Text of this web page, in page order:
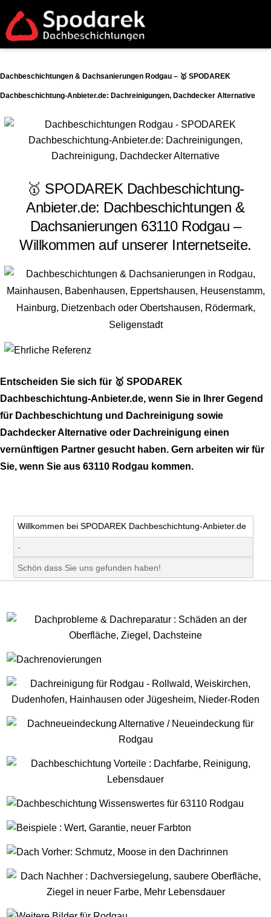
Dachbeschichtungen & Dachsanierungen Rodgau – 🥇 SPODAREK
Dachbeschichtung-Anbieter.de: Dachreinigungen, Dachdecker Alternative
🥇 SPODAREK Dachbeschichtung-
Anbieter.de: Dachbeschichtungen &
Dachsanierungen 63110 Rodgau –
Willkommen auf unserer Internetseite.
Entscheiden Sie sich für 🥇 SPODAREK
Dachbeschichtung-Anbieter.de, wenn Sie in Ihrer Gegend
für Dachbeschichtung und Dachreinigung sowie
Dachdecker Alternative oder Dachreinigung einen
vernünftigen Partner gesucht haben. Gern arbeiten wir für
Sie, wenn Sie aus 63110 Rodgau kommen.
Willkommen bei SPODAREK Dachbeschichtung-Anbieter.de
-
Schön dass Sie uns gefunden haben!